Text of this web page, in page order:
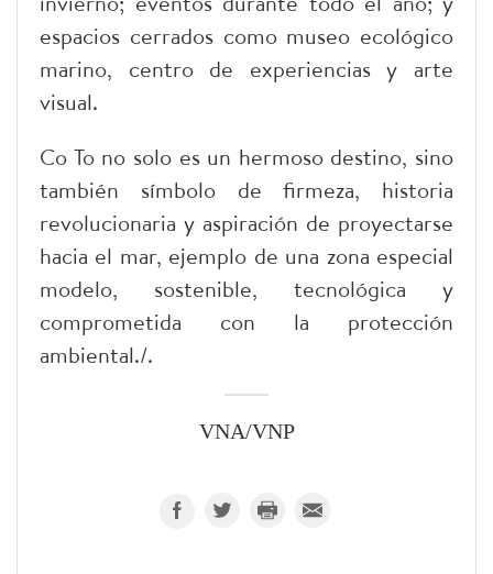
espacios cerrados como museo ecológico
marino, centro de experiencias y arte
visual.
Co To no solo es un hermoso destino, sino
también símbolo de firmeza, historia
revolucionaria y aspiración de proyectarse
hacia el mar, ejemplo de una zona especial
modelo, sostenible, tecnológica y
comprometida con la protección
ambiental./.
VNA/VNP